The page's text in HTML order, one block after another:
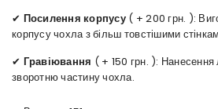
✔ Посилення корпусу ( + 200 грн. ):
корпусу чохла з більш товстішими
✔ Гравіювання ( + 150 грн. ): Нанесення
зворотню частину чохла.